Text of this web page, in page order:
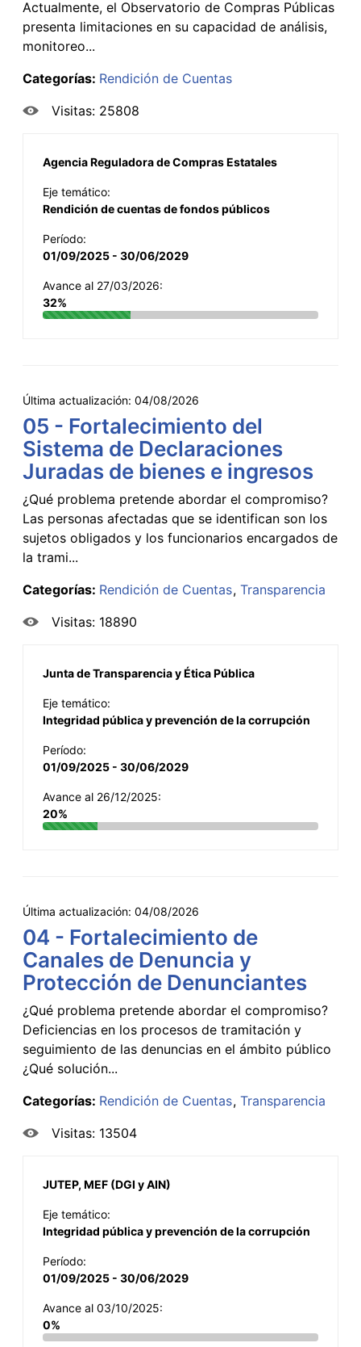
Actualmente, el Observatorio de Compras Públicas
presenta limitaciones en su capacidad de análisis,
monitoreo...
Categorías: Rendición de Cuentas
Visitas: 25808
Agencia Reguladora de Compras Estatales
Eje temático:
Rendición de cuentas de fondos públicos
Período:
01/09/2025 - 30/06/2029
Avance al 27/03/2026:
32%
Última actualización: 04/08/2026
05 - Fortalecimiento del
Sistema de Declaraciones
Juradas de bienes e ingresos
¿Qué problema pretende abordar el compromiso?
Las personas afectadas que se identifican son los
sujetos obligados y los funcionarios encargados de
la trami...
Categorías: Rendición de Cuentas Transparencia
Visitas: 18890
Junta de Transparencia y Ética Pública
Eje temático:
Integridad pública y prevención de la corrupción
Período:
01/09/2025 - 30/06/2029
Avance al 26/12/2025:
20%
Última actualización: 04/08/2026
04 - Fortalecimiento de
Canales de Denuncia y
Protección de Denunciantes
¿Qué problema pretende abordar el compromiso?
Deficiencias en los procesos de tramitación y
seguimiento de las denuncias en el ámbito público
¿Qué solución...
Categorías: Rendición de Cuentas Transparencia
Visitas: 13504
JUTEP, MEF (DGI y AIN)
Eje temático:
Integridad pública y prevención de la corrupción
Período:
01/09/2025 - 30/06/2029
Avance al 03/10/2025:
0%